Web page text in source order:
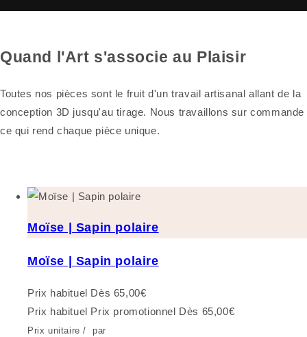
Quand l'Art s'associe au Plaisir
Toutes nos pièces sont le fruit d'un travail artisanal allant de la
conception 3D jusqu'au tirage. Nous travaillons sur commande
ce qui rend chaque pièce unique.
Moïse | Sapin polaire
Moïse | Sapin polaire
Prix habituel Dès 65,00€
Prix habituel Prix promotionnel Dès 65,00€
Prix unitaire / par